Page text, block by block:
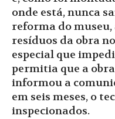
onde está, nunca
reforma do
resíduos da obra
especial que
permitia que a
informou a
em seis meses, o
inspecionados.